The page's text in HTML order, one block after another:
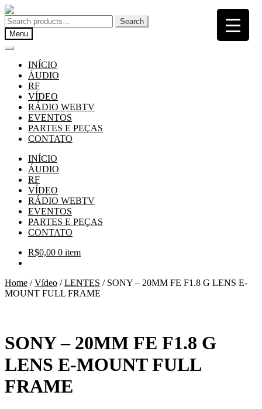
Pular
para
navegação
Pular
para
o
conteúdo
Search
for:
Search
Menu
INÍCIO
ÁUDIO
RF
VÍDEO
RÁDIO WEBTV
EVENTOS
PARTES E PEÇAS
CONTATO
INÍCIO
ÁUDIO
RF
VÍDEO
RÁDIO WEBTV
EVENTOS
PARTES E PEÇAS
CONTATO
R$0,00 0 item
Home /Vídeo /LENTES / SONY – 20MM FE F1.8 G LENS E-
MOUNT FULL FRAME
SONY – 20MM FE F1.8 G
LENS E-MOUNT FULL
FRAME